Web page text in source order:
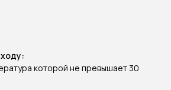
которой не превышает 30